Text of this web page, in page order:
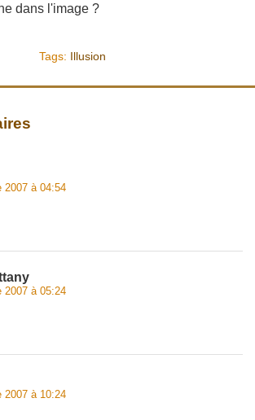
dans l'image ?
Tags: Illusion
2007 à 04:54
2007 à 05:24
2007 à 10:24